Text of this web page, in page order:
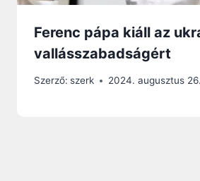
Ferenc pápa kiáll az
vallásszabadságért
Szerző: szerk 2024. augusztus 26.